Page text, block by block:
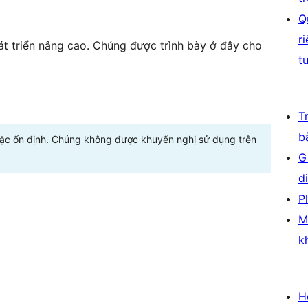
triển nâng cao. Chúng được trình bày ở đây cho
ổn định. Chúng không được khuyến nghị sử dụng trên